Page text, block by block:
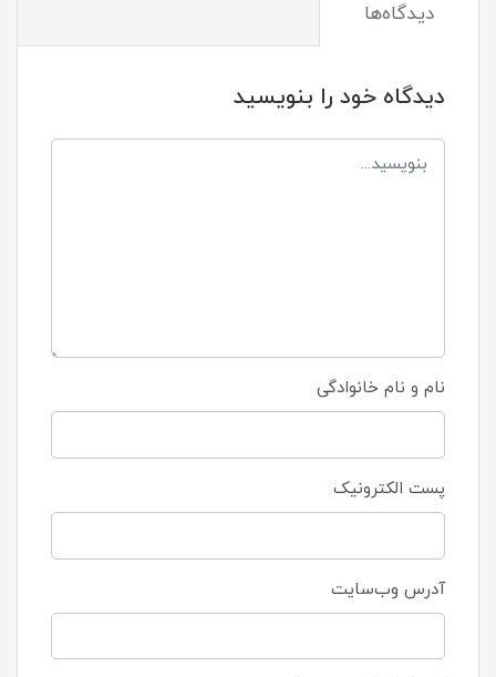
دیدگاه‌ها
دیدگاه خود را بنویسید
نام و نام خانوادگی
پست الکترونیک
آدرس وب‌سایت